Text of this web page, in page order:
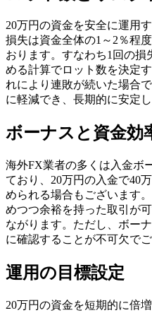
20万円の資金を安全に運用
損失は資金全体の1～2％程
おります。すなわち1回の損
める計算でロット数を決定
れにより連敗が続いた場合
に軽減でき、長期的に安定
ボーナスと資金効
海外FX業者の多くは入金ボ
ており、20万円の入金で40
められる場合もございます
めつつ余裕を持った取引が
ながります。ただし、ボー
に確認することが不可欠でご
運用の目標設定
20万円の資金を短期的に倍